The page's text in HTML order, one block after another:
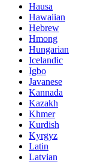
Hausa
Hawaiian
Hebrew
Hmong
Hungarian
Icelandic
Igbo
Javanese
Kannada
Kazakh
Khmer
Kurdish
Kyrgyz
Latin
Latvian